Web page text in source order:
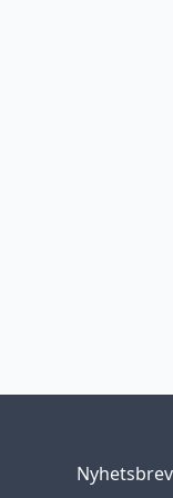
Nyhetsbrev